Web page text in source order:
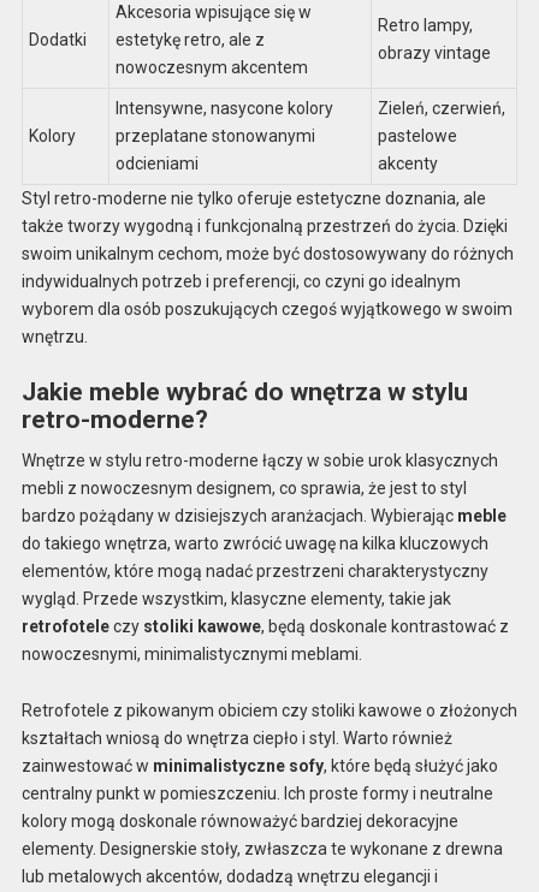
Dodatki
Akcesoria wpisujące się w
estetykę retro, ale z
nowoczesnym akcentem
Retro lampy,
obrazy vintage
Kolory
Intensywne, nasycone kolory
przeplatane stonowanymi
odcieniami
Zieleń, czerwień,
pastelowe
akcenty
Styl retro-moderne nie tylko oferuje estetyczne doznania, ale
także tworzy wygodną i funkcjonalną przestrzeń do życia. Dzięki
swoim unikalnym cechom, może być dostosowywany do różnych
indywidualnych potrzeb i preferencji, co czyni go idealnym
wyborem dla osób poszukujących czegoś wyjątkowego w swoim
wnętrzu.
Jakie meble wybrać do wnętrza w stylu
retro-moderne?
Wnętrze w stylu retro-moderne łączy w sobie urok klasycznych
mebli z nowoczesnym designem, co sprawia, że jest to styl
bardzo pożądany w dzisiejszych aranżacjach. Wybierając meble
do takiego wnętrza, warto zwrócić uwagę na kilka kluczowych
elementów, które mogą nadać przestrzeni charakterystyczny
wygląd. Przede wszystkim, klasyczne elementy, takie jak
retrofoteleczy stoliki kawowe, będą doskonale kontrastować z
nowoczesnymi, minimalistycznymi meblami.
Retrofotele z pikowanym obiciem czy stoliki kawowe o złożonych
kształtach wniosą do wnętrza ciepło i styl. Warto również
zainwestować w minimalistyczne sofy, które będą służyć jako
centralny punkt w pomieszczeniu. Ich proste formy i neutralne
kolory mogą doskonale równoważyć bardziej dekoracyjne
elementy. Designerskie stoły, zwłaszcza te wykonane z drewna
lub metalowych akcentów, dodadzą wnętrzu elegancji i